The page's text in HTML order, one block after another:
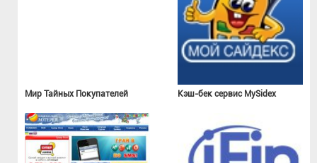
Мир Тайных Покупателей Кэш-бек сервис MySidex